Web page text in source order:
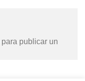
para publicar un